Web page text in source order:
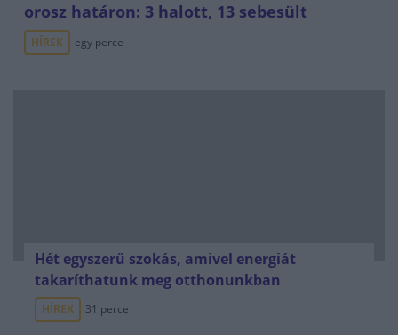
orosz határon: 3 halott, 13 sebesült
HÍREK egy perce
Hét egyszerű szokás, amivel energiát
takaríthatunk meg otthonunkban
HÍREK 31 perce